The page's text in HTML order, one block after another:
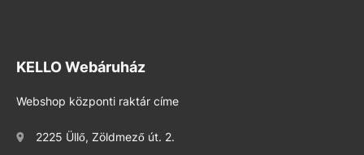
KELLO Webáruház
Webshop központi raktár címe
2225 Üllő, Zöldmező út. 2.